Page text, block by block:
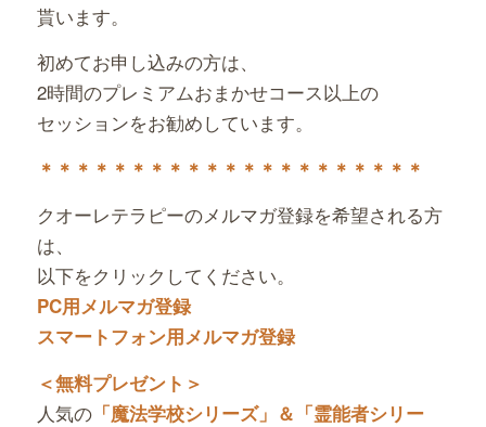
貰います。
初めてお申し込みの方は、
2時間のプレミアムおまかせコース以上の
セッションをお勧めしています。
＊＊＊＊＊＊＊＊＊＊＊＊＊＊＊＊＊＊＊＊＊
クオーレテラピーのメルマガ登録を希望される方
は、
以下をクリックしてください。
PC用メルマガ登録
スマートフォン用メルマガ登録
＜無料プレゼント＞
人気の「魔法学校シリーズ」＆「霊能者シリー